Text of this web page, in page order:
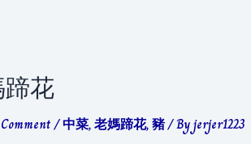
花
/中菜,老媽蹄花,豬/ Byjerjer1223